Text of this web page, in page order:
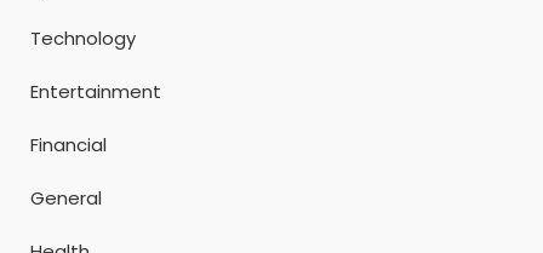
Technology
Entertainment
Financial
General